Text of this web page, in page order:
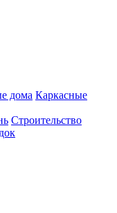
дома Каркасные
Строительство